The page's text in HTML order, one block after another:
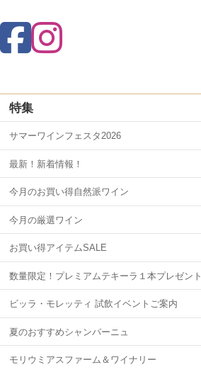
特集
サマーワインフェスタ2026
最新！新着情報！
今月のお買い得自然派ワイン
今月の厳選ワイン
お買い得アイテムSALE
数量限定！プレミアムテキーラ１本プレゼント
ビッラ・モレッティ 試飲イベントご案内
夏のおすすめシャンパーニュ
モリウミアスファーム＆ワイナリー